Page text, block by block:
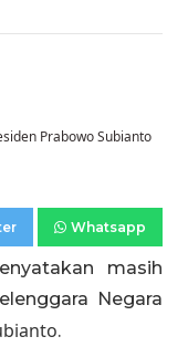
Prabowo Subianto
Whatsapp
masih
Negara
.